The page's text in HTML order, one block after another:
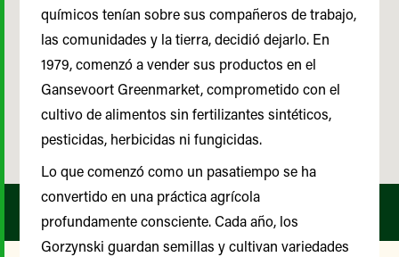
químicos tenían sobre sus compañeros de trabajo,
las comunidades y la tierra, decidió dejarlo. En
1979, comenzó a vender sus productos en el
Gansevoort Greenmarket, comprometido con el
cultivo de alimentos sin fertilizantes sintéticos,
pesticidas, herbicidas ni fungicidas.
Lo que comenzó como un pasatiempo se ha
convertido en una práctica agrícola
profundamente consciente. Cada año, los
Gorzynski guardan semillas y cultivan variedades